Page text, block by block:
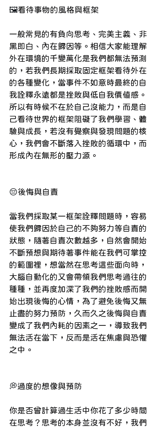
🖼看待事物的風格與框架
一般常見的有負向思考、完美主義、非
黑即白、內在歸因等。相信大家能理解
外在環境的千變萬化是我們都無法預測
的，若我們長期採取固定框架看待外在
的各種變化，當事件不如意時最終的自
我詮釋永遠都是挫敗與低自我價值感。
所以有時候不在於自己沒能力，而是自
己看待世界的框架阻礙了我們學習、體
驗與成長，若沒有覺察與發現問題的核
心，我們會不斷落入挫敗的循環中，而
形成內在無形的壓力源。
😔後悔與自責
當我們採取某一框架詮釋問題時，容易
使我們歸因於自己的不夠努力等自責的
狀態，隨著自責次數越多，自然會開始
不斷預想與期待著事件能在我們可掌控
的範圍裡，想當然在思考這些面向時，
大腦自動化的又會帶領我們思考過往的
種種，並再度加深了我們的挫敗感而開
始出現後悔的心情，為了避免後悔又無
止盡的努力預防，久而久之後悔與自責
變成了我們內耗的因素之一，導致我們
無法活在當下，反而是活在焦慮與恐懼
之中。
💭過度的想像與預防
你是否曾計算過生活中你花了多少時間
在思考？思考的本身並沒有不好，我們